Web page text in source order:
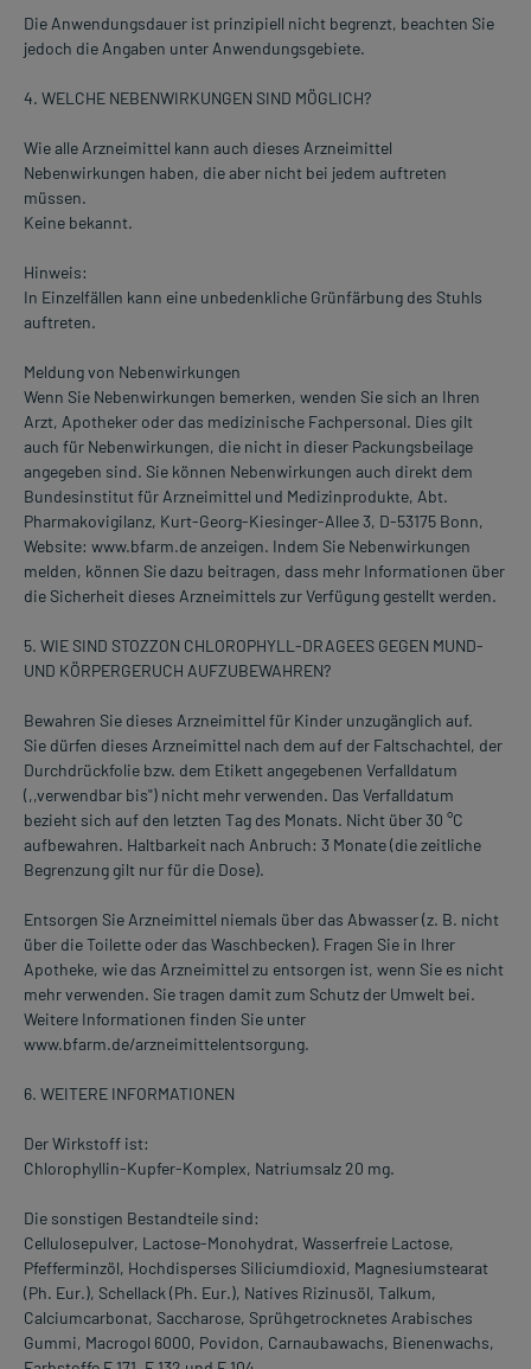
Die Anwendungsdauer ist prinzipiell nicht begrenzt, beachten Sie
jedoch die Angaben unter Anwendungsgebiete.
4. WELCHE NEBENWIRKUNGEN SIND MÖGLICH?
Wie alle Arzneimittel kann auch dieses Arzneimittel
Nebenwirkungen haben, die aber nicht bei jedem auftreten
müssen.
Keine bekannt.
Hinweis:
In Einzelfällen kann eine unbedenkliche Grünfärbung des Stuhls
auftreten.
Meldung von Nebenwirkungen
Wenn Sie Nebenwirkungen bemerken, wenden Sie sich an Ihren
Arzt, Apotheker oder das medizinische Fachpersonal. Dies gilt
auch für Nebenwirkungen, die nicht in dieser Packungsbeilage
angegeben sind. Sie können Nebenwirkungen auch direkt dem
Bundesinstitut für Arzneimittel und Medizinprodukte, Abt.
Pharmakovigilanz, Kurt-Georg-Kiesinger-Allee 3, D-53175 Bonn,
Website: www.bfarm.de anzeigen. Indem Sie Nebenwirkungen
melden, können Sie dazu beitragen, dass mehr Informationen über
die Sicherheit dieses Arzneimittels zur Verfügung gestellt werden.
5. WIE SIND STOZZON CHLOROPHYLL-DRAGEES GEGEN MUND-
UND KÖRPERGERUCH AUFZUBEWAHREN?
Bewahren Sie dieses Arzneimittel für Kinder unzugänglich auf.
Sie dürfen dieses Arzneimittel nach dem auf der Faltschachtel, der
Durchdrückfolie bzw. dem Etikett angegebenen Verfalldatum
(,,verwendbar bis") nicht mehr verwenden. Das Verfalldatum
bezieht sich auf den letzten Tag des Monats. Nicht über 30 °C
aufbewahren. Haltbarkeit nach Anbruch: 3 Monate (die zeitliche
Begrenzung gilt nur für die Dose).
Entsorgen Sie Arzneimittel niemals über das Abwasser (z. B. nicht
über die Toilette oder das Waschbecken). Fragen Sie in Ihrer
Apotheke, wie das Arzneimittel zu entsorgen ist, wenn Sie es nicht
mehr verwenden. Sie tragen damit zum Schutz der Umwelt bei.
Weitere Informationen finden Sie unter
www.bfarm.de/arzneimittelentsorgung.
6. WEITERE INFORMATIONEN
Der Wirkstoff ist:
Chlorophyllin-Kupfer-Komplex, Natriumsalz 20 mg.
Die sonstigen Bestandteile sind:
Cellulosepulver, Lactose-Monohydrat, Wasserfreie Lactose,
Pfefferminzöl, Hochdisperses Siliciumdioxid, Magnesiumstearat
(Ph. Eur.), Schellack (Ph. Eur.), Natives Rizinusöl, Talkum,
Calciumcarbonat, Saccharose, Sprühgetrocknetes Arabisches
Gummi, Macrogol 6000, Povidon, Carnaubawachs, Bienenwachs,